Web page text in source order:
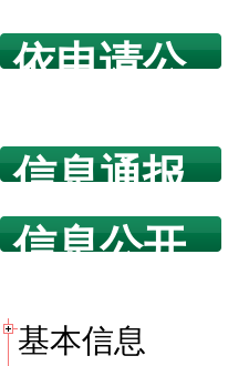
依申请公
信息通报
信息公开
基本信息